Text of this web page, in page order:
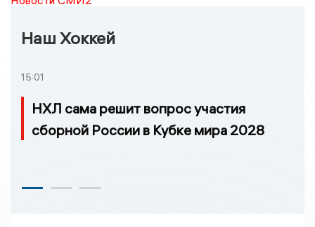
Наш Хоккей
15:01
НХЛ сама решит вопрос участия
сборной России в Кубке мира 2028